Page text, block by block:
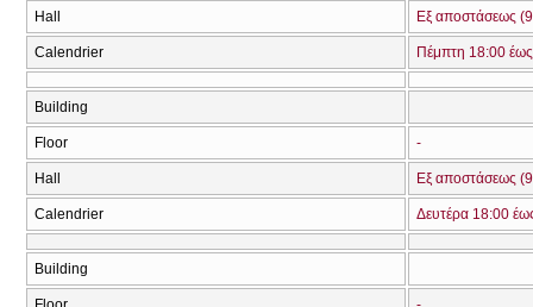
Hall Εξ αποστάσεως
Calendrier Πέμπτη 18:00
Building
Floor -
Hall Εξ αποστάσεως
Calendrier Δευτέρα 18:00
Building